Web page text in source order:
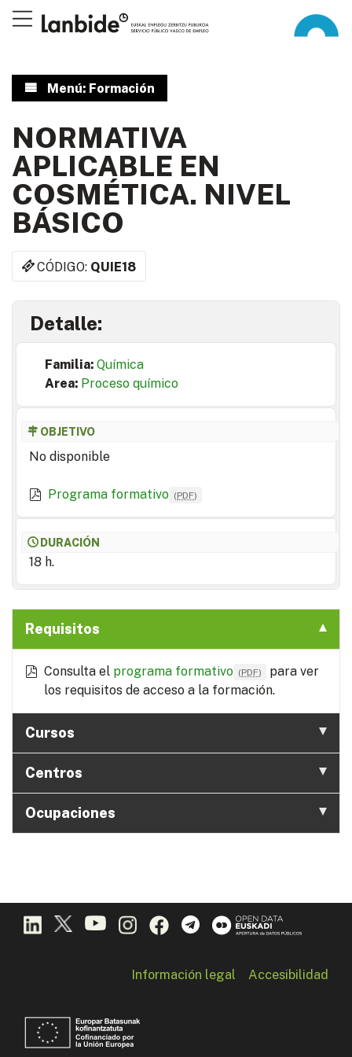
Menú: Formación
NORMATIVA
APLICABLE EN
COSMÉTICA. NIVEL
BÁSICO
CÓDIGO: QUIE18
Detalle:
Familia: Química
Area: Proceso químico
OBJETIVO
No disponible
Programa formativo (PDF)
DURACIÓN
18 h.
Requisitos
Consulta el programa formativo (PDF)
para ver
los requisitos de acceso a la formación.
Cursos
Centros
Ocupaciones
Información legal Accesibilidad